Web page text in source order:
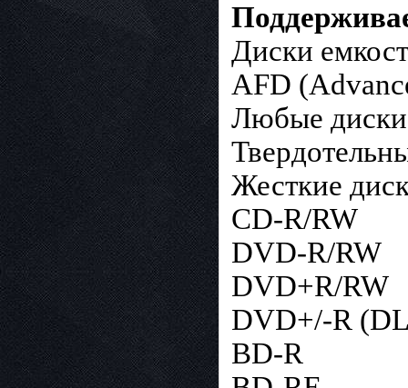
Диски
AFD
Любые диски
Жесткие
CD-R/RW
DVD-R/RW
DVD+R/RW
DVD+/-R
BD-R